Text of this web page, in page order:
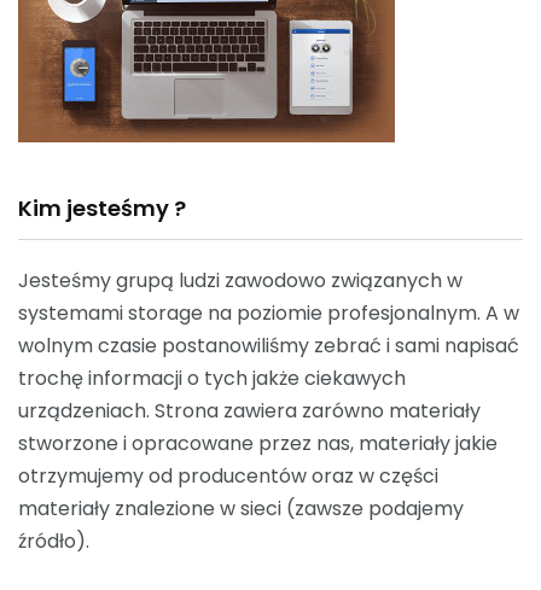
Kim jesteśmy ?
Jesteśmy grupą ludzi zawodowo związanych w
systemami storage na poziomie profesjonalnym. A w
wolnym czasie postanowiliśmy zebrać i sami napisać
trochę informacji o tych jakże ciekawych
urządzeniach. Strona zawiera zarówno materiały
stworzone i opracowane przez nas, materiały jakie
otrzymujemy od producentów oraz w części
materiały znalezione w sieci (zawsze podajemy
źródło).